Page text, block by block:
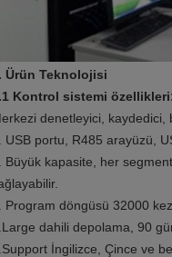
Ürün Teknolojisi
Kontrol sistemi
denetleyici, kaydedici,
USB portu, R485 arayüzü,
Büyük kapasite, her
Program döngüsü 32000
dahili depolama, 90
İngilizce, Çince ve